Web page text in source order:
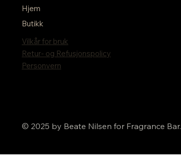
Hjem
Butikk
Vilkår for bruk
Retur- og Refusjonspolicy
Personvern
© 2025 by Beate Nilsen for Fragrance Bar.